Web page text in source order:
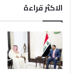
الاكثر قراءة